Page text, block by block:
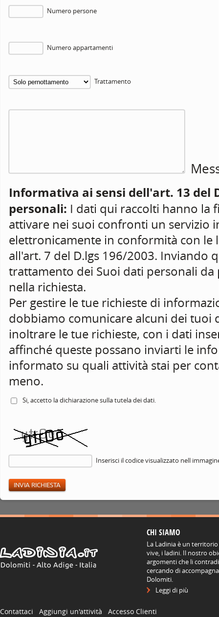
Numero persone
Numero appartamenti
Trattamento
Informativa ai sensi dell'art. 13 del
personali: I dati qui raccolti hanno la
attivare nei suoi confronti un servizio
elettronicamente in conformità con le
all'art. 7 del D.lgs 196/2003. Inviando
trattamento dei Suoi dati personali da
nella richiesta.
Per gestire le tue richieste di
dobbiamo comunicare alcuni dei tuoi
inoltrare le tue richieste, con i dati
affinché queste possano inviarti le
informato su quali attività stai per
meno.
Si, accetto ladichiarazionesulla tutela dei dati.
Inserisci il codice visualizzato nell
CHI SIAMO
La Ladinia è un
vive, i ladini. Il nostro
argomenti che li
cercando di
Dolomiti.
Leggi di più
Contattaci Aggiungi un'attività Accesso Clienti